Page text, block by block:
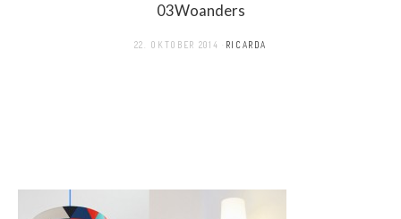
03Woanders
22. OKTOBER 2014 RICARDA